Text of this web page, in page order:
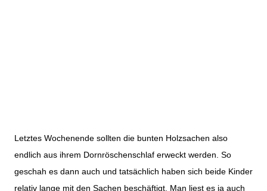
Letztes Wochenende sollten die bunten Holzsachen also
endlich aus ihrem Dornröschenschlaf erweckt werden. So
geschah es dann auch und tatsächlich haben sich beide Kinder
relativ lange mit den Sachen beschäftigt. Man liest es ja auch